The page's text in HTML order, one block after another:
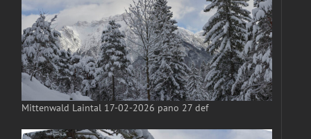
Mittenwald Laintal 17-02-2026 pano 27 def